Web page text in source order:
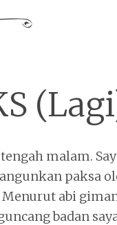
malam.
paksa
abi
badan